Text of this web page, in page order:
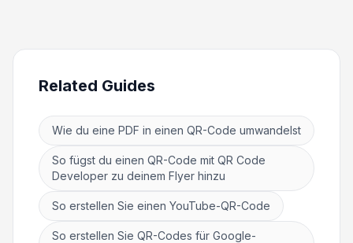
Related Guides
Wie du eine PDF in einen QR-Code umwandelst
So fügst du einen QR-Code mit QR Code
Developer zu deinem Flyer hinzu
So erstellen Sie einen YouTube-QR-Code
So erstellen Sie QR-Codes für Google-